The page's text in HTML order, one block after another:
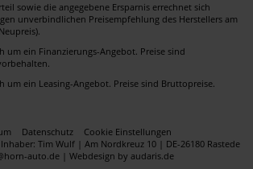
sowie die angegebene Ersparnis errechnet sich
unverbindlichen Preisempfehlung des Herstellers am
um ein Finanzierungs-Angebot. Preise sind
um ein Leasing-Angebot. Preise sind Bruttopreise.
Datenschutz
Cookie Einstellungen
Tim Wulf | Am Nordkreuz 10 | DE-26180 Rastede
auto.de | Webdesign by audaris.de